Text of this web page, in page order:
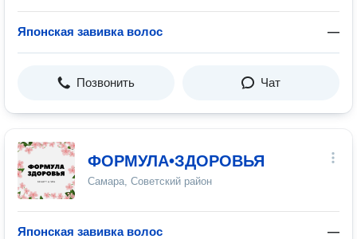
Японская завивка волос —
Позвонить Чат
ФОРМУЛА•ЗДОРОВЬЯ
Самара, Советский район
Японская завивка волос —